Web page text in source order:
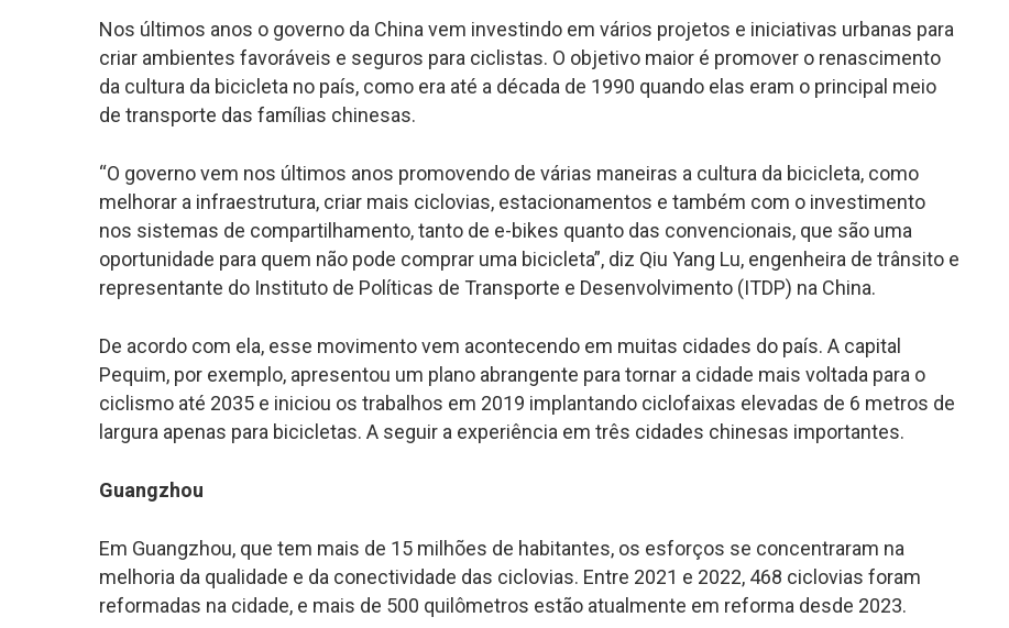
Nos últimos anos o governo da China vem investindo em vários projetos e iniciativas urbanas para
criar ambientes favoráveis e seguros para ciclistas. O objetivo maior é promover o renascimento
da cultura da bicicleta no país, como era até a década de 1990 quando elas eram o principal meio
de transporte das famílias chinesas.
“O governo vem nos últimos anos promovendo de várias maneiras a cultura da bicicleta, como
melhorar a infraestrutura, criar mais ciclovias, estacionamentos e também com o investimento
nos sistemas de compartilhamento, tanto de e-bikes quanto das convencionais, que são uma
oportunidade para quem não pode comprar uma bicicleta”, diz Qiu Yang Lu, engenheira de trânsito e
representante do Instituto de Políticas de Transporte e Desenvolvimento (ITDP) na China.
De acordo com ela, esse movimento vem acontecendo em muitas cidades do país. A capital
Pequim, por exemplo, apresentou um plano abrangente para tornar a cidade mais voltada para o
ciclismo até 2035 e iniciou os trabalhos em 2019 implantando ciclofaixas elevadas de 6 metros de
largura apenas para bicicletas. A seguir a experiência em três cidades chinesas importantes.
Guangzhou
Em Guangzhou, que tem mais de 15 milhões de habitantes, os esforços se concentraram na
melhoria da qualidade e da conectividade das ciclovias. Entre 2021 e 2022, 468 ciclovias foram
reformadas na cidade, e mais de 500 quilômetros estão atualmente em reforma desde 2023.